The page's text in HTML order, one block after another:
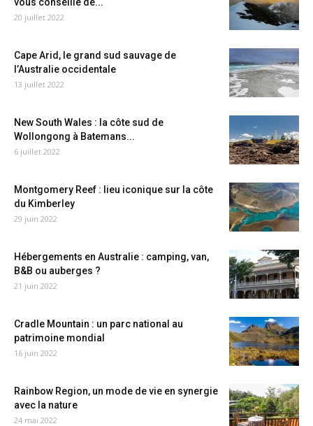
20 juillet 2022
Cape Arid, le grand sud sauvage de
l’Australie occidentale
13 juillet 2022
New South Wales : la côte sud de
Wollongong à Batemans...
6 juillet 2022
Montgomery Reef : lieu iconique sur la côte
du Kimberley
29 juin 2022
Hébergements en Australie : camping, van,
B&B ou auberges ?
21 juin 2022
Cradle Mountain : un parc national au
patrimoine mondial
16 juin 2022
Rainbow Region, un mode de vie en synergie
avec la nature
24 mai 2022